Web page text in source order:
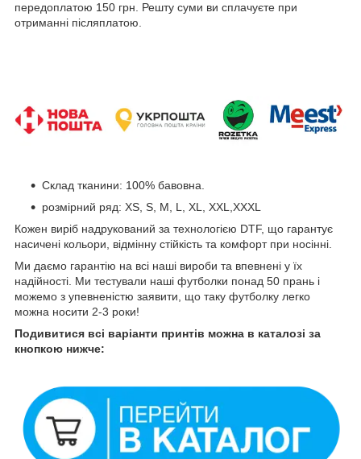
передоплатою 150 грн. Решту суми ви сплачуєте при
отриманні післяплатою.
Склад тканини: 100% бавовна.
розмірний ряд: XS, S, M, L, XL, XXL,XXXL
Кожен виріб надрукований за технологією DTF, що гарантує
насичені кольори, відмінну стійкість та комфорт при носінні.
Ми даємо гарантію на всі наші вироби та впевнені у їх
надійності. Ми тестували наші футболки понад 50 прань і
можемо з упевненістю заявити, що таку футболку легко
можна носити 2-3 роки!
Подивитися всі варіанти принтів можна в каталозі за
кнопкою нижче: